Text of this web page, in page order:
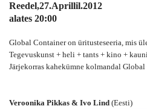
Reedel,27.Aprillil.2012
alates 20:00
Global Container on üritusteseeria, mis
Tegevuskunst + heli + tants + kino +
Järjekorras kahekümne kolmandal
Veroonika Pikkas & Ivo Lind (Eesti)